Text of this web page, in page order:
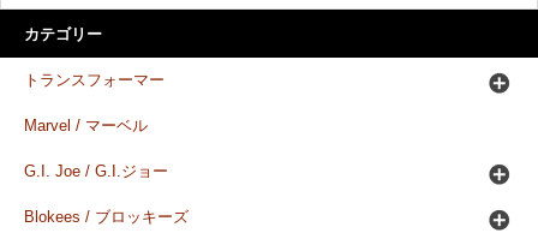
カテゴリー
トランスフォーマー
Marvel / マーベル
G.I. Joe / G.I.ジョー
Blokees / ブロッキーズ